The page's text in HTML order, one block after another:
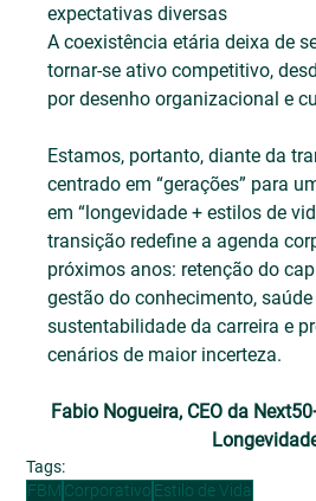
expectativas diversas
A coexistência etária deixa de
tornar-se ativo competitivo,
por desenho organizacional e
Estamos, portanto, diante da
centrado em “gerações” para
em “longevidade + estilos de
transição redefine a agenda
próximos anos: retenção do
gestão do conhecimento,
sustentabilidade da carreira e
cenários de maior incerteza.
Fabio Nogueira, CEO da
Tags:
FBM Corporativo Estilo de Vida